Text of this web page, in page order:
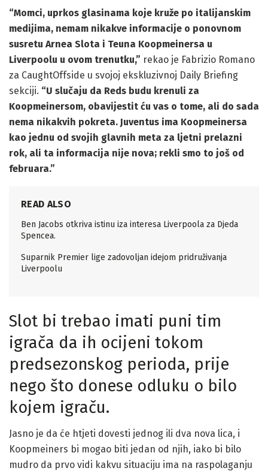
“Momci, uprkos glasinama koje kruže po italijanskim
medijima, nemam nikakve informacije o ponovnom
susretu Arnea Slota i Teuna Koopmeinersa u
Liverpoolu u ovom trenutku,” rekao je Fabrizio Romano
za CaughtOffside u svojoj ekskluzivnoj Daily Briefing
sekciji. “U slučaju da Reds budu krenuli za
Koopmeinersom, obavijestit ću vas o tome, ali do sada
nema nikakvih pokreta. Juventus ima Koopmeinersa
kao jednu od svojih glavnih meta za ljetni prelazni
rok, ali ta informacija nije nova; rekli smo to još od
februara.”
READ ALSO
Ben Jacobs otkriva istinu iza interesa Liverpoola za Djeda
Spencea.
Suparnik Premier lige zadovoljan idejom pridruživanja
Liverpoolu
Slot bi trebao imati puni tim
igrača da ih ocijeni tokom
predsezonskog perioda, prije
nego što donese odluku o bilo
kojem igraču.
Jasno je da će htjeti dovesti jednog ili dva nova lica, i
Koopmeiners bi mogao biti jedan od njih, iako bi bilo
mudro da prvo vidi kakvu situaciju ima na raspolaganju